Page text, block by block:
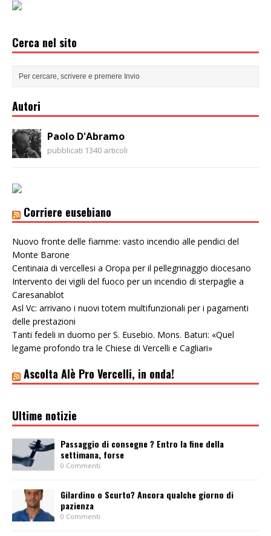
Cerca nel sito
Autori
Paolo D'Abramo
pubblicati 1340 articoli
Corriere eusebiano
Nuovo fronte delle fiamme: vasto incendio alle pendici del
Monte Barone
Centinaia di vercellesi a Oropa per il pellegrinaggio diocesano
Intervento dei vigili del fuoco per un incendio di sterpaglie a
Caresanablot
Asl Vc: arrivano i nuovi totem multifunzionali per i pagamenti
delle prestazioni
Tanti fedeli in duomo per S. Eusebio. Mons. Baturi: «Quel
legame profondo tra le Chiese di Vercelli e Cagliari»
Ascolta Alè Pro Vercelli, in onda!
Ultime notizie
Passaggio di consegne ? Entro la fine della
settimana, forse
0 Commenti
Gilardino o Scurto? Ancora qualche giorno di
pazienza
0 Commenti